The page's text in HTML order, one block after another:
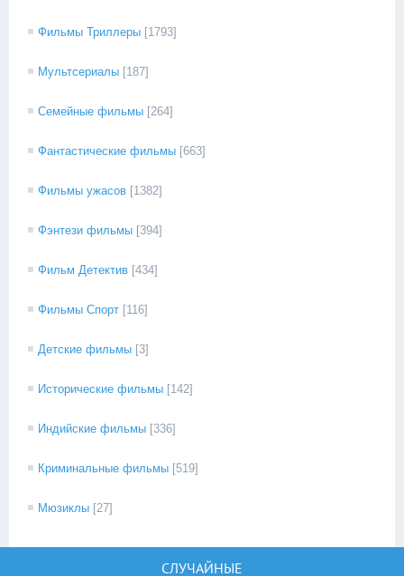
Фильмы Триллеры [1793]
Мультсериалы [187]
Семейные фильмы [264]
Фантастические фильмы [663]
Фильмы ужасов [1382]
Фэнтези фильмы [394]
Фильм Детектив [434]
Фильмы Спорт [116]
Детские фильмы [3]
Исторические фильмы [142]
Индийские фильмы [336]
Криминальные фильмы [519]
Мюзиклы [27]
СЛУЧАЙНЫЕ